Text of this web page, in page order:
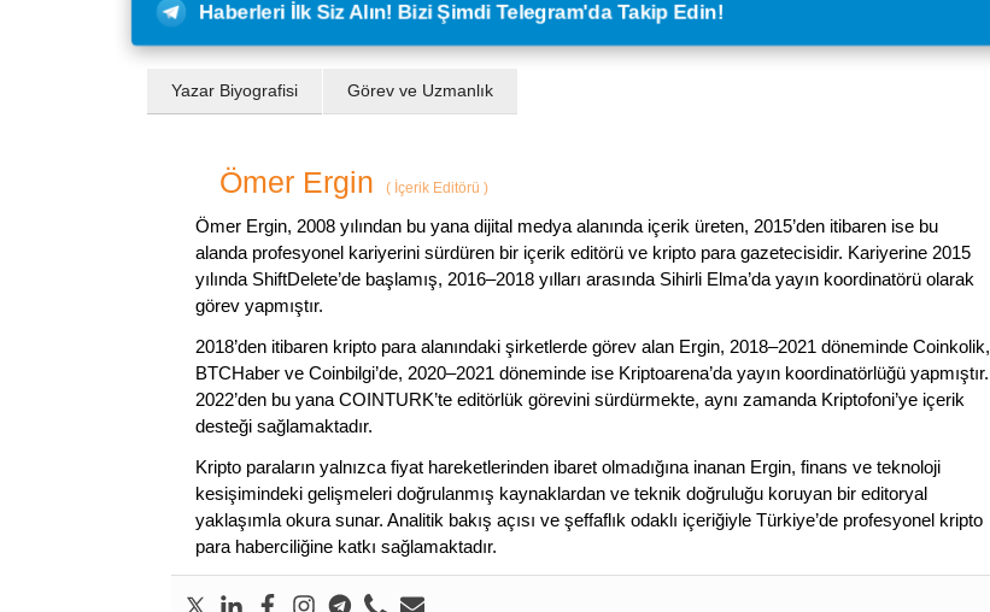
Haberleri İlk Siz Alın! Bizi Şimdi Telegram'da Takip Edin!
Yazar Biyografisi Görev ve Uzmanlık
Ömer Ergin ( İçerik Editörü )
Ömer Ergin, 2008 yılından bu yana dijital medya alanında içerik üreten, 2015’den itibaren ise bu
alanda profesyonel kariyerini sürdüren bir içerik editörü ve kripto para gazetecisidir. Kariyerine 2015
yılında ShiftDelete’de başlamış, 2016–2018 yılları arasında Sihirli Elma’da yayın koordinatörü olarak
görev yapmıştır.
2018’den itibaren kripto para alanındaki şirketlerde görev alan Ergin, 2018–2021 döneminde Coinkolik,
BTCHaber ve Coinbilgi’de, 2020–2021 döneminde ise Kriptoarena’da yayın koordinatörlüğü yapmıştır.
2022’den bu yana COINTURK’te editörlük görevini sürdürmekte, aynı zamanda Kriptofoni’ye içerik
desteği sağlamaktadır.
Kripto paraların yalnızca fiyat hareketlerinden ibaret olmadığına inanan Ergin, finans ve teknoloji
kesişimindeki gelişmeleri doğrulanmış kaynaklardan ve teknik doğruluğu koruyan bir editoryal
yaklaşımla okura sunar. Analitik bakış açısı ve şeffaflık odaklı içeriğiyle Türkiye’de profesyonel kripto
para haberciliğine katkı sağlamaktadır.